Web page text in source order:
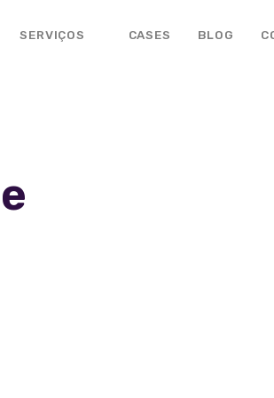
SERVIÇOS CASES BLOG